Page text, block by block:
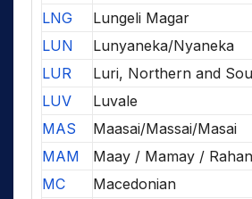
LNG
Lungeli Magar
LUN
Lunyaneka/Nyaneka
LUR
Luri, Northern and
LUV
Luvale
MAS
Maasai/Massai/Masai
MAM
Maay / Mamay /
MC
Macedonian